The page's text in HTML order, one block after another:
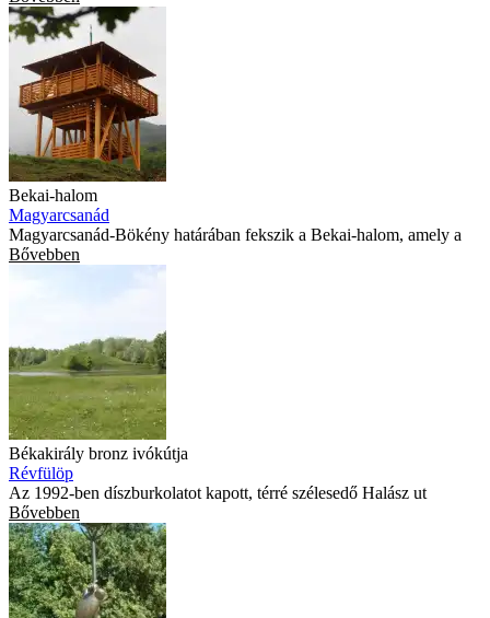
Bekai-halom
Magyarcsanád
Magyarcsanád-Bökény határában fekszik a Bekai-halom, amely a
Bővebben
Békakirály bronz ivókútja
Révfülöp
Az 1992-ben díszburkolatot kapott, térré szélesedő Halász ut
Bővebben